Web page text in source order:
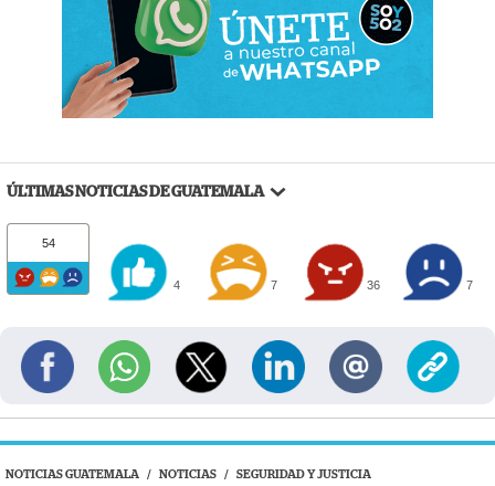
ÚLTIMAS NOTICIAS DE GUATEMALA
54
4 7 36 7
NOTICIAS GUATEMALA / NOTICIAS / SEGURIDAD Y JUSTICIA